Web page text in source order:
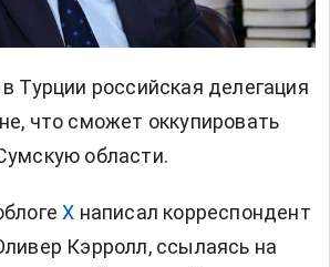
Турции российская делегация
что сможет оккупировать
области.
X написал корреспондент
Кэрролл, ссылаясь на